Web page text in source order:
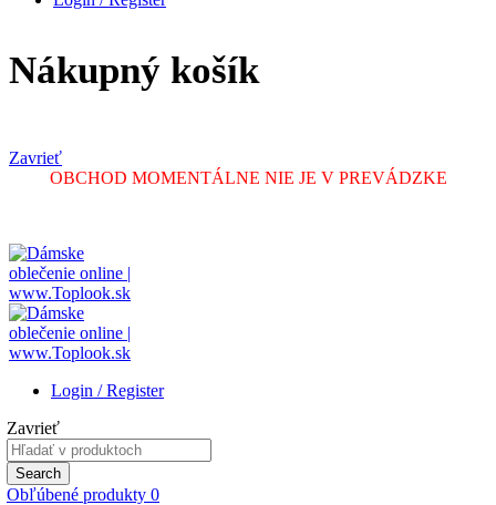
Nákupný košík
Zavrieť
OBCHOD MOMENTÁLNE NIE JE V PREVÁDZKE
Login / Register
Zavrieť
Search
for:
Search
Obľúbené produkty 0